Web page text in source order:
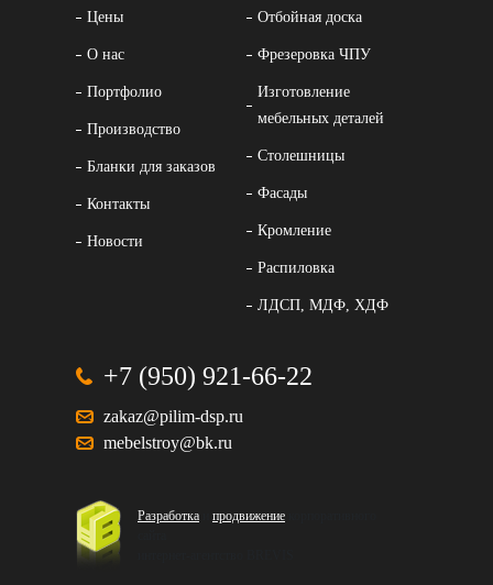
Цены
О нас
Портфолио
Производство
Бланки для заказов
Контакты
Новости
Отбойная доска
Фрезеровка ЧПУ
Изготовление
мебельных деталей
Столешницы
Фасады
Кромление
Распиловка
ЛДСП, МДФ, ХДФ
+7 (950) 921-66-22
zakaz@pilim-dsp.ru
mebelstroy@bk.ru
Разработка продвижение